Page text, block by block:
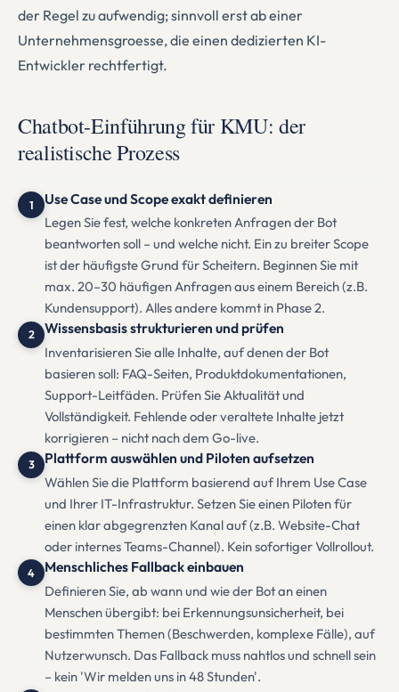
der Regel zu aufwendig; sinnvoll erst ab einer
Unternehmensgroesse, die einen dedizierten KI-
Entwickler rechtfertigt.
Chatbot-Einführung für KMU: der
realistische Prozess
1 Use Case und Scope exakt definieren
Legen Sie fest, welche konkreten Anfragen der Bot
beantworten soll – und welche nicht. Ein zu breiter Scope
ist der häufigste Grund für Scheitern. Beginnen Sie mit
max. 20–30 häufigen Anfragen aus einem Bereich (z.B.
Kundensupport). Alles andere kommt in Phase 2.
2 Wissensbasis strukturieren und prüfen
Inventarisieren Sie alle Inhalte, auf denen der Bot
basieren soll: FAQ-Seiten, Produktdokumentationen,
Support-Leitfäden. Prüfen Sie Aktualität und
Vollständigkeit. Fehlende oder veraltete Inhalte jetzt
korrigieren – nicht nach dem Go-live.
3 Plattform auswählen und Piloten aufsetzen
Wählen Sie die Plattform basierend auf Ihrem Use Case
und Ihrer IT-Infrastruktur. Setzen Sie einen Piloten für
einen klar abgegrenzten Kanal auf (z.B. Website-Chat
oder internes Teams-Channel). Kein sofortiger Vollrollout.
4 Menschliches Fallback einbauen
Definieren Sie, ab wann und wie der Bot an einen
Menschen übergibt: bei Erkennungsunsicherheit, bei
bestimmten Themen (Beschwerden, komplexe Fälle), auf
Nutzerwunsch. Das Fallback muss nahtlos und schnell sein
– kein 'Wir melden uns in 48 Stunden'.